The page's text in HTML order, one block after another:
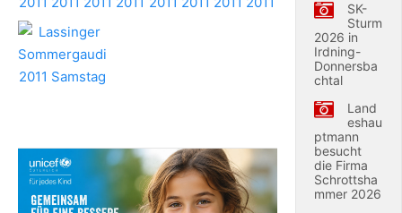
SK-
Sturm
2026 in
Irdning-
Donnersba
chtal
Land
eshau
ptmann
besucht
die Firma
Schrottsha
mmer 2026